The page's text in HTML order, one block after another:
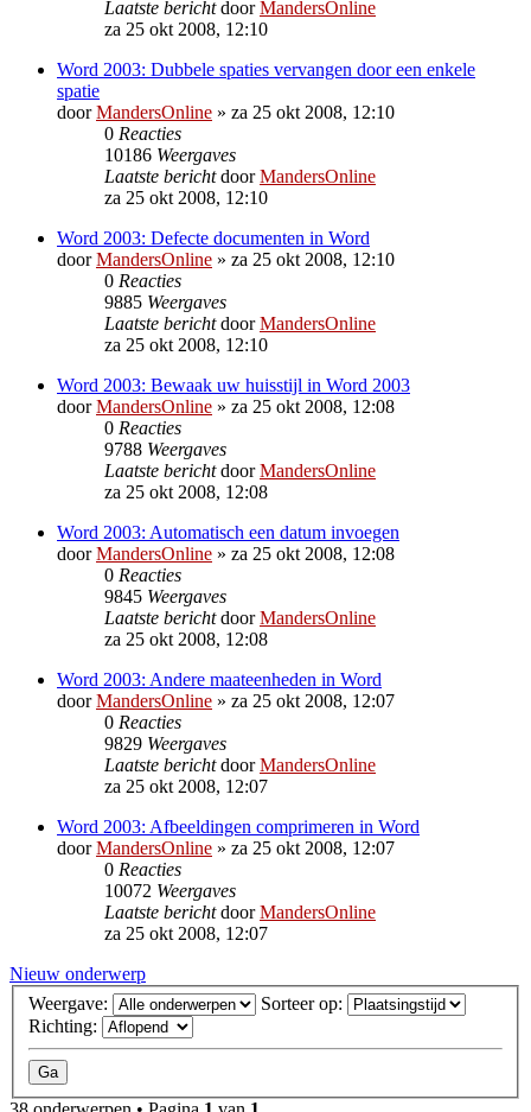
Laatste berichtdoorMandersOnline
za 25 okt 2008, 12:10
Word 2003: Dubbele spaties vervangen door een enkele
spatie
doorMandersOnline » za 25 okt 2008, 12:10
0 Reacties
10186 Weergaves
Laatste berichtdoorMandersOnline
za 25 okt 2008, 12:10
Word 2003: Defecte documenten in Word
doorMandersOnline » za 25 okt 2008, 12:10
0 Reacties
9885 Weergaves
Laatste berichtdoorMandersOnline
za 25 okt 2008, 12:10
Word 2003: Bewaak uw huisstijl in Word 2003
doorMandersOnline » za 25 okt 2008, 12:08
0 Reacties
9788 Weergaves
Laatste berichtdoorMandersOnline
za 25 okt 2008, 12:08
Word 2003: Automatisch een datum invoegen
doorMandersOnline » za 25 okt 2008, 12:08
0 Reacties
9845 Weergaves
Laatste berichtdoorMandersOnline
za 25 okt 2008, 12:08
Word 2003: Andere maateenheden in Word
doorMandersOnline » za 25 okt 2008, 12:07
0 Reacties
9829 Weergaves
Laatste berichtdoorMandersOnline
za 25 okt 2008, 12:07
Word 2003: Afbeeldingen comprimeren in Word
doorMandersOnline » za 25 okt 2008, 12:07
0 Reacties
10072 Weergaves
Laatste berichtdoorMandersOnline
za 25 okt 2008, 12:07
Nieuw onderwerp
Weergave:
Sorteer op:
Richting: